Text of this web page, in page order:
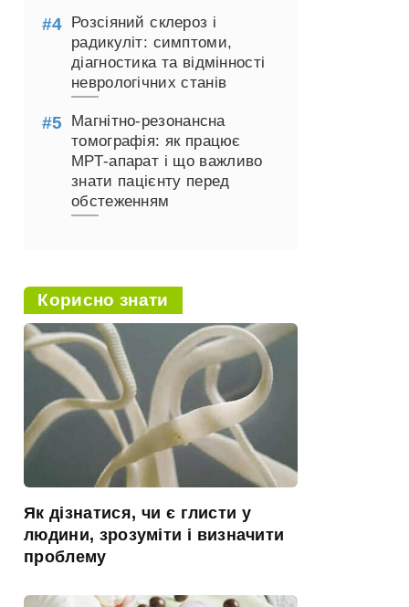
Розсіяний склероз і
радикуліт: симптоми,
діагностика та відмінності
неврологічних станів
Магнітно-резонансна
томографія: як працює
МРТ-апарат і що важливо
знати пацієнту перед
обстеженням
Корисно знати
Як дізнатися, чи є глисти у
людини, зрозуміти і визначити
проблему